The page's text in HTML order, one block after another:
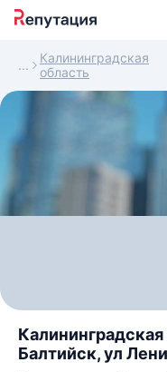
Калининградская
область
Балтийск, ул